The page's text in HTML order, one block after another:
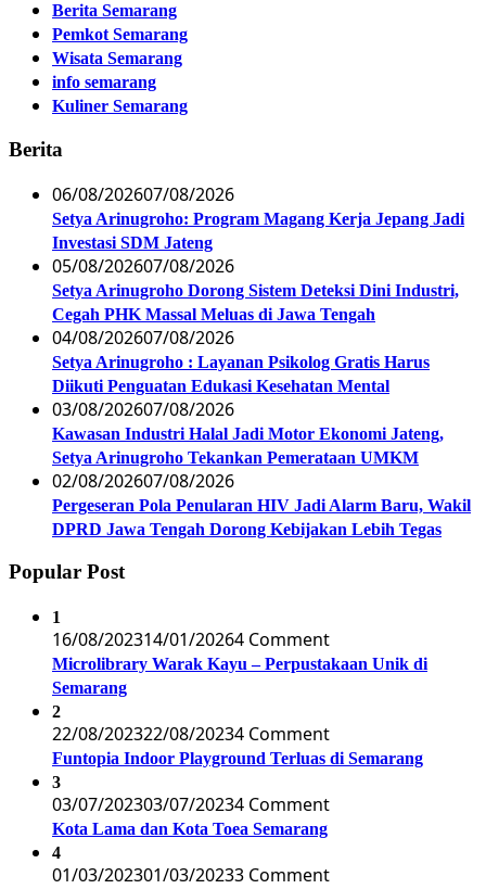
Berita Semarang
Pemkot Semarang
Wisata Semarang
info semarang
Kuliner Semarang
Berita
06/08/202607/08/2026
Setya Arinugroho: Program Magang Kerja Jepang Jadi
Investasi SDM Jateng
05/08/202607/08/2026
Setya Arinugroho Dorong Sistem Deteksi Dini Industri,
Cegah PHK Massal Meluas di Jawa Tengah
04/08/202607/08/2026
Setya Arinugroho : Layanan Psikolog Gratis Harus
Diikuti Penguatan Edukasi Kesehatan Mental
03/08/202607/08/2026
Kawasan Industri Halal Jadi Motor Ekonomi Jateng,
Setya Arinugroho Tekankan Pemerataan UMKM
02/08/202607/08/2026
Pergeseran Pola Penularan HIV Jadi Alarm Baru, Wakil
DPRD Jawa Tengah Dorong Kebijakan Lebih Tegas
Popular Post
1
16/08/202314/01/20264 Comment
Microlibrary Warak Kayu – Perpustakaan Unik di
Semarang
2
22/08/202322/08/20234 Comment
Funtopia Indoor Playground Terluas di Semarang
3
03/07/202303/07/20234 Comment
Kota Lama dan Kota Toea Semarang
4
01/03/202301/03/20233 Comment